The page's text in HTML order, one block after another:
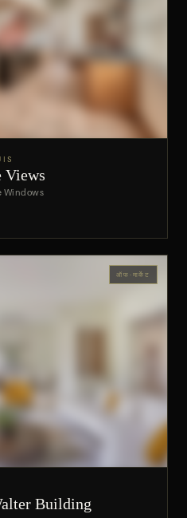
Views
Windows
ऑफ-मार्केट
Building